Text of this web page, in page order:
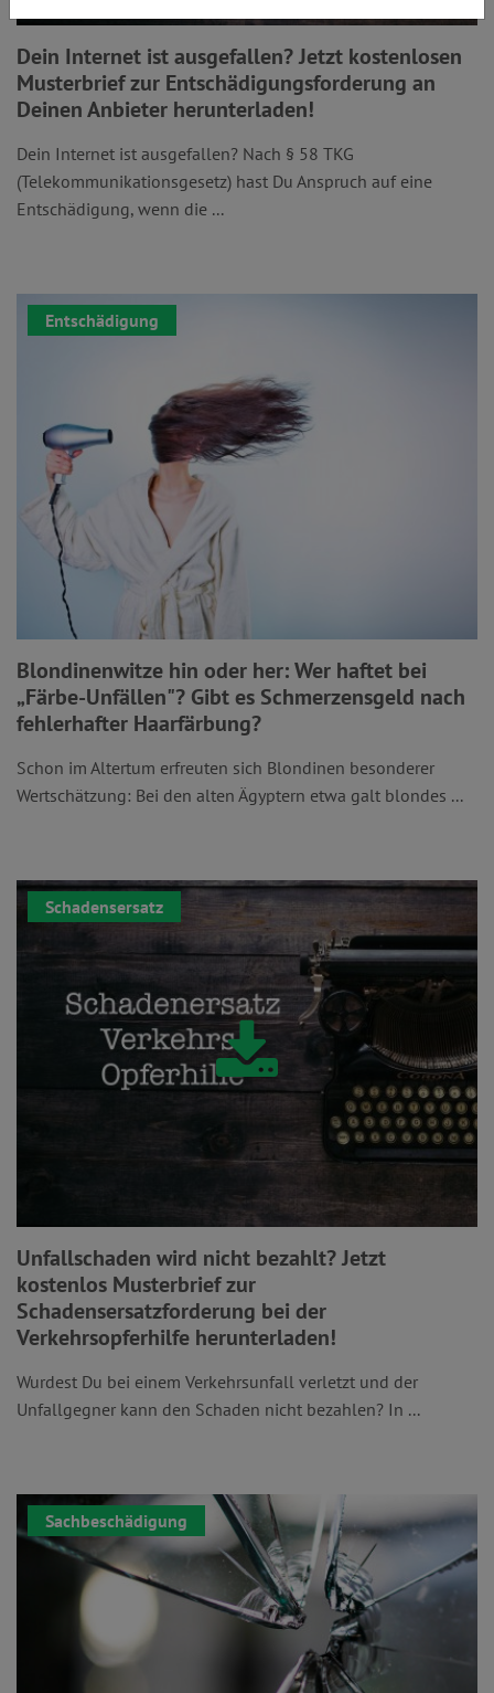
Dein Internet ist ausgefallen? Jetzt kostenlosen
Musterbrief zur Entschädigungsforderung an
Deinen Anbieter herunterladen!
Dein Internet ist ausgefallen? Nach § 58 TKG
(Telekommunikationsgesetz) hast Du Anspruch auf eine
Entschädigung, wenn die ...
Entschädigung
Blondinenwitze hin oder her: Wer haftet bei
„Färbe-Unfällen"? Gibt es Schmerzensgeld nach
fehlerhafter Haarfärbung?
Schon im Altertum erfreuten sich Blondinen besonderer
Wertschätzung: Bei den alten Ägyptern etwa galt blondes ...
Schadensersatz
Unfallschaden wird nicht bezahlt? Jetzt
kostenlos Musterbrief zur
Schadensersatzforderung bei der
Verkehrsopferhilfe herunterladen!
Wurdest Du bei einem Verkehrsunfall verletzt und der
Unfallgegner kann den Schaden nicht bezahlen? In ...
Sachbeschädigung